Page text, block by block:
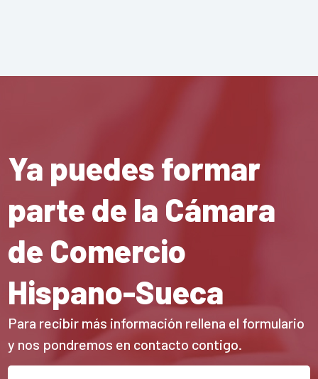
Ya puedes formar
parte de la Cámara
de Comercio
Hispano-Sueca
Para recibir más información rellena el formulario
y nos pondremos en contacto contigo.